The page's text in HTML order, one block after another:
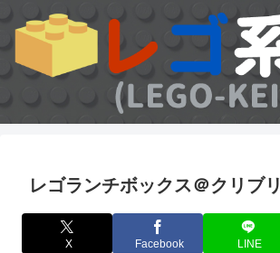
レゴランチボックス＠クリブリ
X Facebook LINE